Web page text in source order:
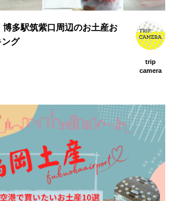
博多駅筑紫口周辺のお土産お
グ
trip
camera